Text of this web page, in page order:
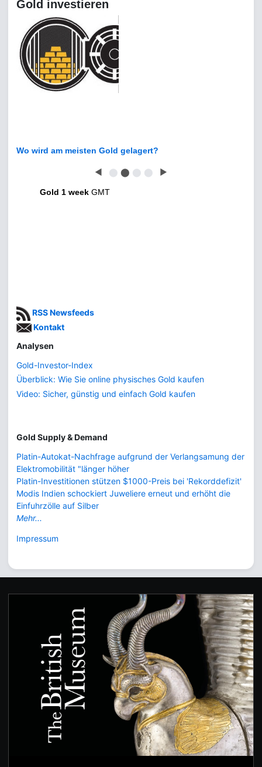
Gold investieren
Wo wird am meisten Gold gelagert?
◀ ⬤ ⬤ ⬤ ⬤ ▶
Gold 1 week GMT
RSS Newsfeeds
Kontakt
Analysen
Gold-Investor-Index
Überblick: Wie Sie online physisches Gold kaufen
Video: Sicher, günstig und einfach Gold kaufen
Gold Supply & Demand
Platin-Autokat-Nachfrage aufgrund der Verlangsamung der
Elektromobilität "länger höher
Platin-Investitionen stützen $1000-Preis bei 'Rekorddefizit'
Modis Indien schockiert Juweliere erneut und erhöht die
Einfuhrzölle auf Silber
Mehr...
Impressum